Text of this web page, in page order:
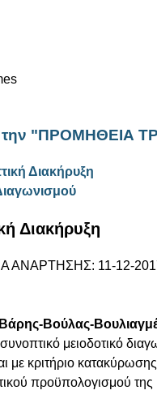
την "ΠΡΟΜΗΘΕΙΑ
Διακήρυξη
Διακήρυξη
ΑΝΑΡΤΗΣΗΣ: 11-12-
Βούλας-
μειοδοτικό
με κριτήριο
προϋπολογισμού